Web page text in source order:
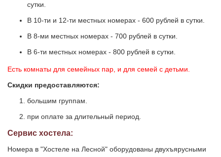
сутки.
В 10-ти и 12-ти местных номерах - 600 рублей в сутки.
В 8-ми местных номерах - 700 рублей в сутки.
В 6-ти местных номерах - 800 рублей в сутки.
Есть комнаты для семейных пар, и для семей с детьми.
Скидки предоставляются:
большим группам.
при оплате за длительный период.
Сервис хостела:
Номера в "Хостеле на Лесной" оборудованы двухъярусными